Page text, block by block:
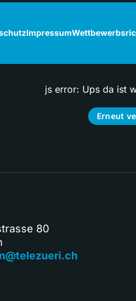
Impressum
js error: Ups da ist
Erneut
80